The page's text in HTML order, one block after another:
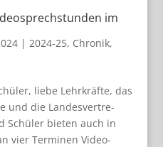
im
| 2024-25, Chronik,
liebe Lehrkräfte, das
und die Lan­des­ver­tre­
Schü­ler bie­ten auch in
vier Ter­mi­nen Video­